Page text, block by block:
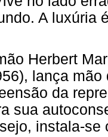
A luxúria
Herbert
lança
da
sua
instala-se